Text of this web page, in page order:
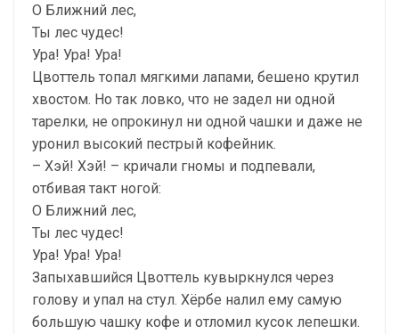
О Ближний лес,
Ты лес чудес!
Ура! Ура! Ура!
Цвоттель топал мягкими лапами, бешено крутил
хвостом. Но так ловко, что не задел ни одной
тарелки, не опрокинул ни одной чашки и даже не
уронил высокий пестрый кофейник.
– Хэй! Хэй! – кричали гномы и подпевали,
отбивая такт ногой:
О Ближний лес,
Ты лес чудес!
Ура! Ура! Ура!
Запыхавшийся Цвоттель кувыркнулся через
голову и упал на стул. Хёрбе налил ему самую
большую чашку кофе и отломил кусок лепешки.